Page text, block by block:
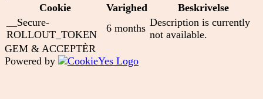
Cookie
Varighed
Beskrivelse
__Secure-
ROLLOUT_TOKEN
6 months Description is currently
not available.
GEM & ACCEPTÈR
Powered by